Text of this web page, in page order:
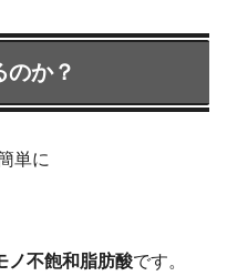
のか？
単に
ノ不飽和脂肪酸です。